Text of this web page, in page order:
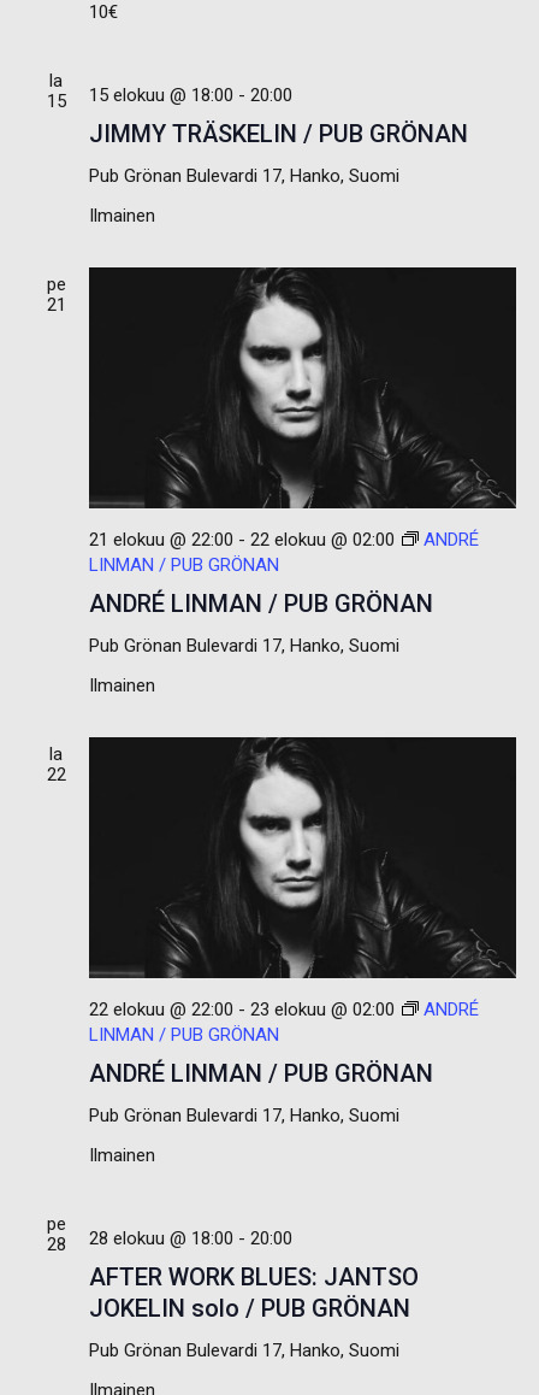
10€
la
15
JIMMY TRÄSKELIN / PUB GRÖNAN
15 elokuu @ 18:00 - 20:00
Pub Grönan Bulevardi 17, Hanko, Suomi
Ilmainen
pe
21
ANDRÉ LINMAN / PUB GRÖNAN
21 elokuu @ 22:00 - 22 elokuu @ 02:00
ANDRÉ
LINMAN / PUB GRÖNAN
Pub Grönan Bulevardi 17, Hanko, Suomi
Ilmainen
la
22
ANDRÉ LINMAN / PUB GRÖNAN
22 elokuu @ 22:00 - 23 elokuu @ 02:00
ANDRÉ
LINMAN / PUB GRÖNAN
Pub Grönan Bulevardi 17, Hanko, Suomi
Ilmainen
pe
28
AFTER WORK BLUES: JANTSO
JOKELIN solo / PUB GRÖNAN
28 elokuu @ 18:00 - 20:00
Pub Grönan Bulevardi 17, Hanko, Suomi